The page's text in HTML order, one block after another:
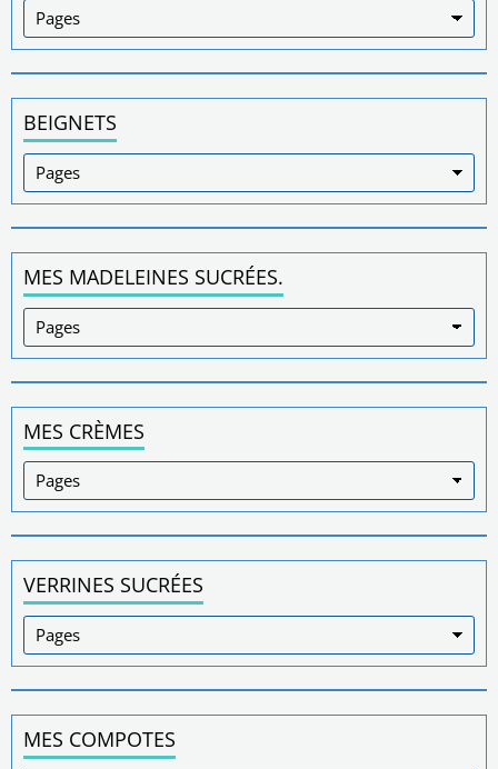
BEIGNETS
MES MADELEINES SUCRÉES.
MES CRÈMES
VERRINES SUCRÉES
MES COMPOTES